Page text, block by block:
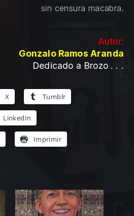
sin censura macabra.
Autor:
Gonzalo Ramos Aranda
Dedicado a Brozo . . .
X Tumblr
LinkedIn
Imprimir